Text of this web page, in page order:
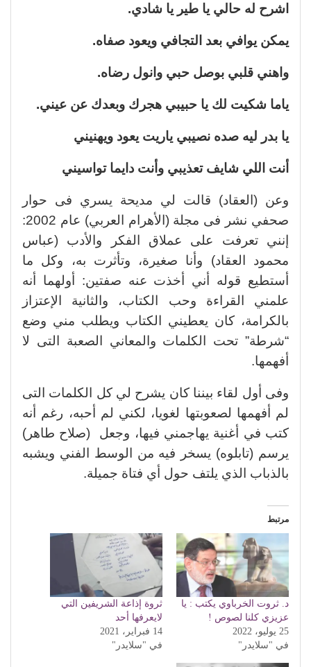
اشرح له حالي يا طير يا شادي.
يمكن يوافي بعد التجافي ويعود صفاه.
واهني قلبي بوصل حبي وانول رضاه.
ياما شكيت لك يا حبيبي هجرك وبعدك عن عيني.
يا بدر ليه صده نصيبي ياريت يعود ويهنيني
أنت اللي شايف تعذيبي وأنت دايما تواسيني
وعن (العقاد) قالت لي مديحة يسري فى حوار
صحفي نشر فى مجلة (الأهرام العربي) عام 2002:
إنني تعرفت على عملاق الفكر والأدب (عباس
محمود العقاد) وأنا صغيرة، وتأثرت به، وكل ما
أستطيع قوله أني أخذت عنه صفتين: أولهما أنه
علمني القراءة وحب الكتاب، والثانية الإعتزاز
بالكرامة، كان يعطيني الكتاب ويطلب مني وضع
“شرطة” تحت الكلمات والمعاني الصعبة التى لا
أفهمها.
وفى أول لقاء بيننا كان يشرح لي كل الكلمات التى
لم أفهمها لصعوبتها لغويا، لكني لم أحبه، رغم أنه
كتب في أغنية يهاجمني فيها، وجعل (صلاح طاهر)
يرسم (تابلوه) يسخر فيه من الوسط الفني ويشبه
بالذباب الذي يلتف حول أي فتاة جميلة.
مرتبط
د. ثروت الخرباوي يكتب : يا
عزيزي كلنا لصوص !
25 يوليو، 2022
في "سلايدر"
ثروة إذاعة الشريفين التي
لايعرفها أحد
14 فبراير، 2021
في "سلايدر"